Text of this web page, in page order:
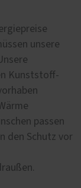
unsere
Kunststoff-
passen
den Schutz vor
von PaX
in der
baut, will
noch ein
Auswahl der
achten.